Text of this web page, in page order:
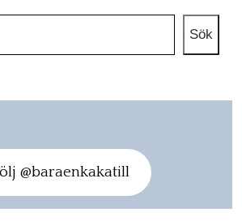
Sök
@baraenkakatill